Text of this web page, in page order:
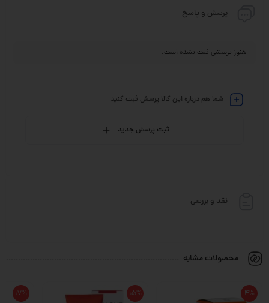
پرسش و پاسخ
هنوز پرسشی ثبت نشده است.
شما هم درباره این کالا پرسش ثبت کنید
ثبت پرسش جدید
نقد و بررسی
محصولات مشابه
4%
15%
17%